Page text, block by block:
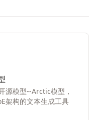
源模型--Arctic模型，
架构的文本生成工具